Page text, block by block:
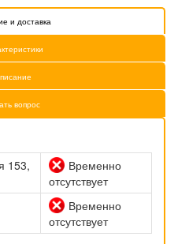
и доставка
вопрос
153,
Временно
отсутствует
Временно
отсутствует